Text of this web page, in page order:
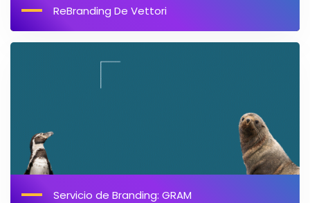
ReBranding De Vettori
Servicio de Branding: GRAM